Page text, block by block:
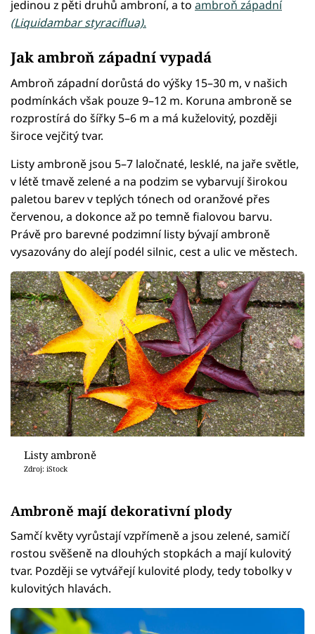
jedinou z pěti druhů ambroní, a to ambroň západní
(Liquidambar styraciflua).
Jak ambroň západní vypadá
Ambroň západní dorůstá do výšky 15–30 m, v našich
podmínkách však pouze 9–12 m. Koruna ambroně se
rozprostírá do šířky 5–6 m a má kuželovitý, později
široce vejčitý tvar.
Listy ambroně jsou 5–7 laločnaté, lesklé, na jaře světle,
v létě tmavě zelené a na podzim se vybarvují širokou
paletou barev v teplých tónech od oranžové přes
červenou, a dokonce až po temně fialovou barvu.
Právě pro barevné podzimní listy bývají ambroně
vysazovány do alejí podél silnic, cest a ulic ve městech.
Listy ambroně
Zdroj: iStock
Ambroně mají dekorativní plody
Samčí květy vyrůstají vzpřímeně a jsou zelené, samičí
rostou svěšeně na dlouhých stopkách a mají kulovitý
tvar. Později se vytvářejí kulovité plody, tedy tobolky v
kulovitých hlavách.